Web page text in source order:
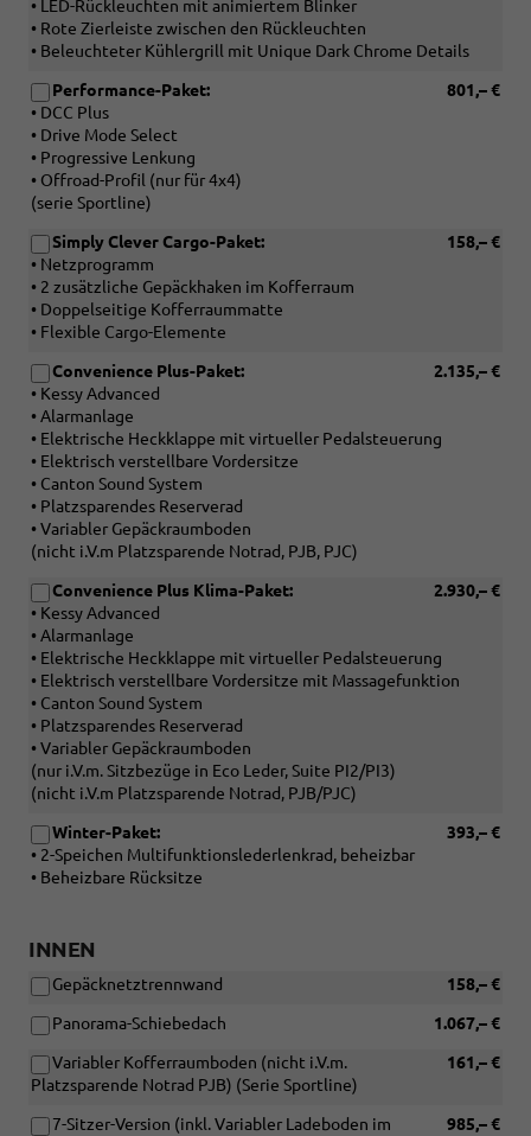
• LED-Rückleuchten mit animiertem Blinker
• Rote Zierleiste zwischen den Rückleuchten
• Beleuchteter Kühlergrill mit Unique Dark Chrome Details
801,– €
Performance-Paket:
• DCC Plus
• Drive Mode Select
• Progressive Lenkung
• Offroad-Profil (nur für 4x4)
(serie Sportline)
158,– €
Simply Clever Cargo-Paket:
• Netzprogramm
• 2 zusätzliche Gepäckhaken im Kofferraum
• Doppelseitige Kofferraummatte
• Flexible Cargo-Elemente
2.135,– €
Convenience Plus-Paket:
• Kessy Advanced
• Alarmanlage
• Elektrische Heckklappe mit virtueller Pedalsteuerung
• Elektrisch verstellbare Vordersitze
• Canton Sound System
• Platzsparendes Reserverad
• Variabler Gepäckraumboden
(nicht i.V.m Platzsparende Notrad, PJB, PJC)
2.930,– €
Convenience Plus Klima-Paket:
• Kessy Advanced
• Alarmanlage
• Elektrische Heckklappe mit virtueller Pedalsteuerung
• Elektrisch verstellbare Vordersitze mit Massagefunktion
• Canton Sound System
• Platzsparendes Reserverad
• Variabler Gepäckraumboden
(nur i.V.m. Sitzbezüge in Eco Leder, Suite PI2/PI3)
(nicht i.V.m Platzsparende Notrad, PJB/PJC)
393,– €
Winter-Paket:
• 2-Speichen Multifunktionslederlenkrad, beheizbar
• Beheizbare Rücksitze
INNEN
158,– €
Gepäcknetztrennwand
1.067,– €
Panorama-Schiebedach
161,– €
Variabler Kofferraumboden (nicht i.V.m.
Platzsparende Notrad PJB) (Serie Sportline)
985,– €
7-Sitzer-Version (inkl. Variabler Ladeboden im